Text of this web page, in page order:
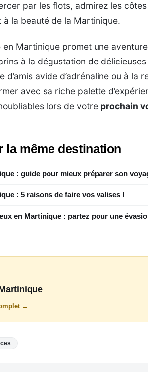
par les flots, admirez les
à la beauté de la Martinique.
Martinique promet une
à la dégustation de
d’amis avide d’adrénaline ou à la
avec sa riche palette
lors de votre prochain
la même destination
: guide pour mieux préparer son
: 5 raisons de faire vos valises !
en Martinique : partez pour une
→